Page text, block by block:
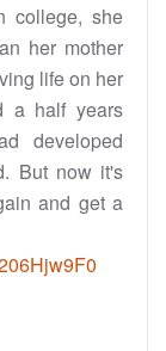
college, she
her mother
life on her
a half years
developed
But now it's
and get a